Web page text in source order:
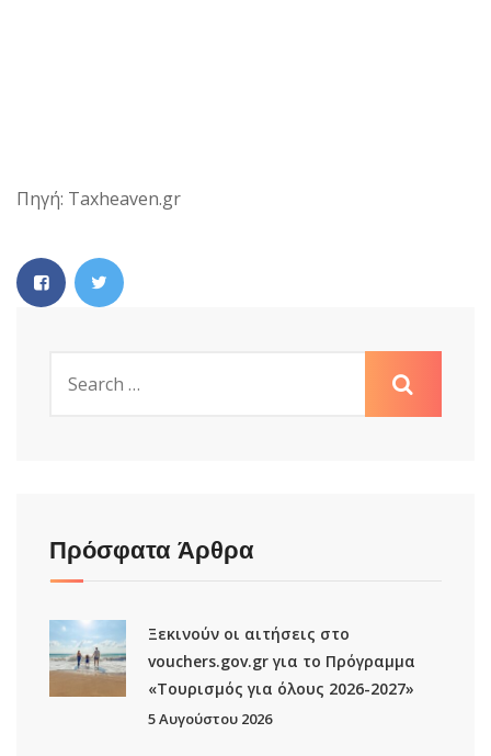
Πηγή: Taxheaven.gr
Πρόσφατα Άρθρα
Ξεκινούν οι αιτήσεις στο
vouchers.gov.gr για το Πρόγραμμα
«Τουρισμός για όλους 2026-2027»
5 Αυγούστου 2026